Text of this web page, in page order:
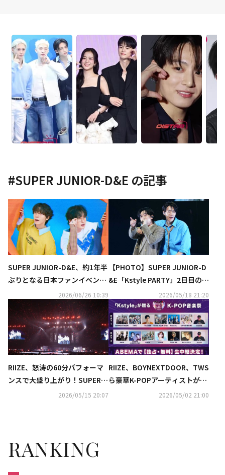
#SUPER JUNIOR-D&E の記事
SUPER JUNIOR-D&E、約1年半
ぶりとなる日本ファンイベント
が決定！9月に東京で開催
2026/06/26 10:39
【PHOTO】SUPER JUNIOR-D
&E「Kstyle PARTY」2日目のス
テージを駆け巡る！コール＆レ
スポンスで大盛り上がり
2026/05/18 21:20
RIIZE、怒涛の60分パフォーマ
ンスで大盛り上がり！SUPER J
UNIOR-D&E、YENAまで「Ksty
2026/05/15 20:07
RIIZE、BOYNEXTDOOR、TWS
ら豪華K-POPアーティストが出
演「Kstyle PARTY 2026」生中
2026/05/02 21:00
RANKING